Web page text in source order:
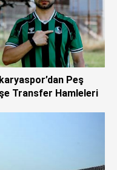
Resmen
Peş
Transfer Hamleleri